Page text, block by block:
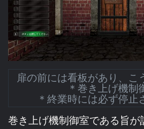
扉の前には看板があり、こ
＊巻き上げ機制御
＊終業時には必ず停止
巻き上げ機制御室である旨が